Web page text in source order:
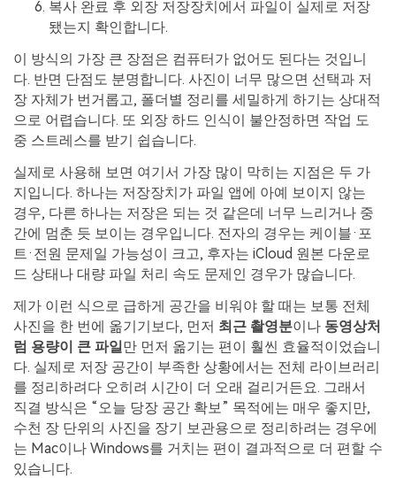
복사 완료 후 외장 저장장치에서 파일이 실제로 저장
됐는지 확인합니다.
이 방식의 가장 큰 장점은 컴퓨터가 없어도 된다는 것입니
다. 반면 단점도 분명합니다. 사진이 너무 많으면 선택과 저
장 자체가 번거롭고, 폴더별 정리를 세밀하게 하기는 상대적
으로 어렵습니다. 또 외장 하드 인식이 불안정하면 작업 도
중 스트레스를 받기 쉽습니다.
실제로 사용해 보면 여기서 가장 많이 막히는 지점은 두 가
지입니다. 하나는 저장장치가 파일 앱에 아예 보이지 않는
경우, 다른 하나는 저장은 되는 것 같은데 너무 느리거나 중
간에 멈춘 듯 보이는 경우입니다. 전자의 경우는 케이블·포
트·전원 문제일 가능성이 크고, 후자는 iCloud 원본 다운로
드 상태나 대량 파일 처리 속도 문제인 경우가 많습니다.
제가 이런 식으로 급하게 공간을 비워야 할 때는 보통 전체
사진을 한 번에 옮기기보다, 먼저 최근 촬영분이나 동영상처
럼 용량이 큰 파일만 먼저 옮기는 편이 훨씬 효율적이었습니
다. 실제로 저장 공간이 부족한 상황에서는 전체 라이브러리
를 정리하려다 오히려 시간이 더 오래 걸리거든요. 그래서
직결 방식은 “오늘 당장 공간 확보” 목적에는 매우 좋지만,
수천 장 단위의 사진을 장기 보관용으로 정리하려는 경우에
는 Mac이나 Windows를 거치는 편이 결과적으로 더 편할 수
있습니다.